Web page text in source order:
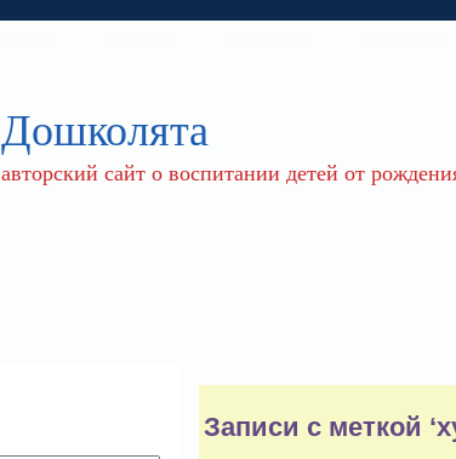
Дошколята
авторский сайт о воспитании детей от
Записи с меткой